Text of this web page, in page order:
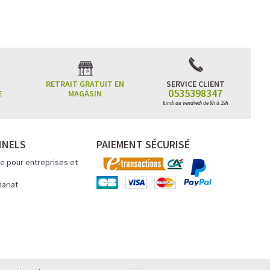
RETRAIT GRATUIT EN
MAGASIN
SERVICE CLIENT
0535398347
lundi au vendredi de 9h à 19h
pour entreprises et
PAIEMENT SÉCURISÉ